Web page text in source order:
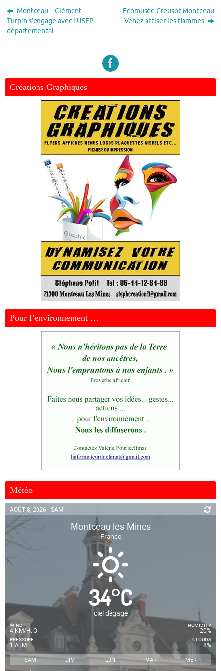
Montceau – Clément
Turpin s’engage avec l’USEP
départemental
Ecomusée Creusot Montceau
– Venez attiser les flammes
Créations Graphiques
Pour l’environnement …
Météo
AOÛT 8, 2026 - SAM.
Montceau-les-Mines
France
34°C
ciel dégagé
WIND
4 KM/H, O
PRESSURE
1 ATM
HUMIDITY
20%
CLOUDS
8%
SAM DIM LUN MAR MER